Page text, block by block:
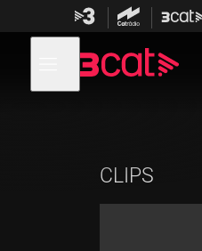
contingut
menú
de
CLIPS